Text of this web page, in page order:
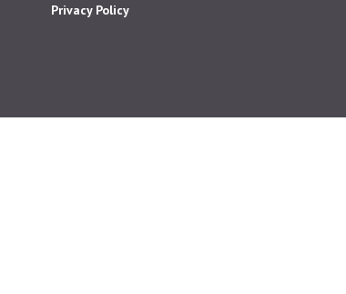
Privacy Policy